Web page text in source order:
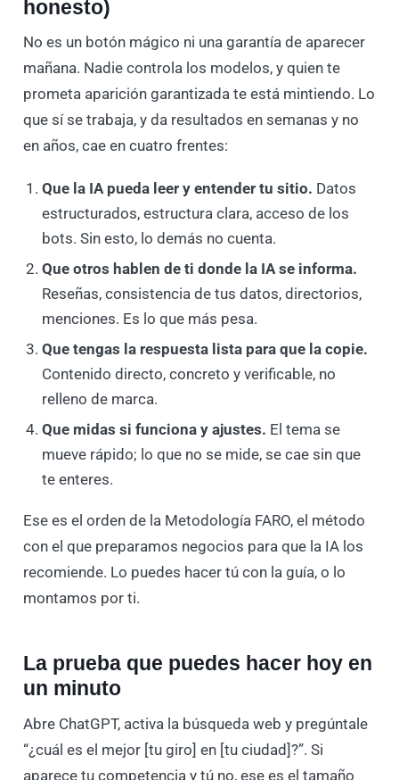
honesto)
No es un botón mágico ni una garantía de aparecer
mañana. Nadie controla los modelos, y quien te
prometa aparición garantizada te está mintiendo. Lo
que sí se trabaja, y da resultados en semanas y no
en años, cae en cuatro frentes:
Que la IA pueda leer y entender tu sitio. Datos
estructurados, estructura clara, acceso de los
bots. Sin esto, lo demás no cuenta.
Que otros hablen de ti donde la IA se informa.
Reseñas, consistencia de tus datos, directorios,
menciones. Es lo que más pesa.
Que tengas la respuesta lista para que la copie.
Contenido directo, concreto y verificable, no
relleno de marca.
Que midas si funciona y ajustes. El tema se
mueve rápido; lo que no se mide, se cae sin que
te enteres.
Ese es el orden de la Metodología FARO, el método
con el que preparamos negocios para que la IA los
recomiende. Lo puedes hacer tú con la guía, o lo
montamos por ti.
La prueba que puedes hacer hoy en
un minuto
Abre ChatGPT, activa la búsqueda web y pregúntale
“¿cuál es el mejor [tu giro] en [tu ciudad]?”. Si
aparece tu competencia y tú no, ese es el tamaño